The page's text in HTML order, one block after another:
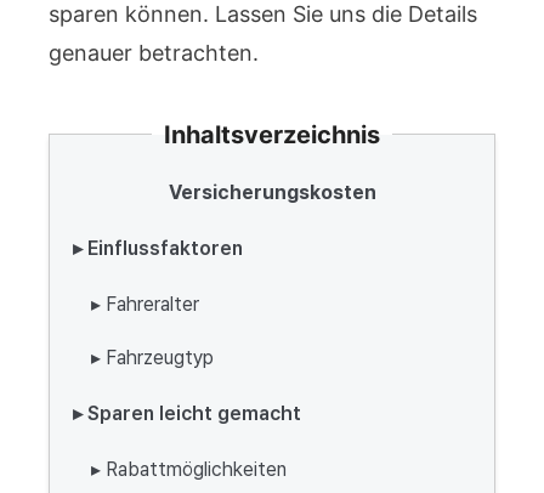
sparen können. Lassen Sie uns die Details
genauer betrachten.
Inhaltsverzeichnis
Versicherungskosten
▸ Einflussfaktoren
▸ Fahreralter
▸ Fahrzeugtyp
▸ Sparen leicht gemacht
▸ Rabattmöglichkeiten